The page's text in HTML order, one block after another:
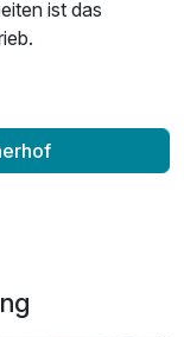
ist das